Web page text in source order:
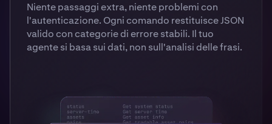
Niente passaggi extra, niente problemi con
l'autenticazione. Ogni comando restituisce JSON
valido con categorie di errore stabili. Il tuo
agente si basa sui dati, non sull'analisi delle frasi.